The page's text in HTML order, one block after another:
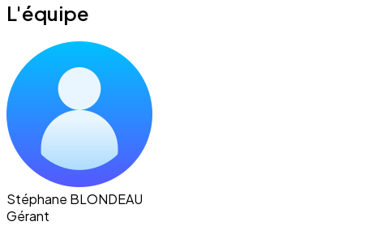
L'équipe
Stéphane BLONDEAU
Gérant